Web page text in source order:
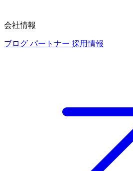
会社情報
ブログ パートナー 採用情報